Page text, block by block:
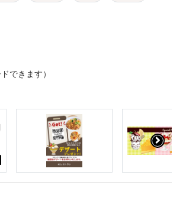
できます）